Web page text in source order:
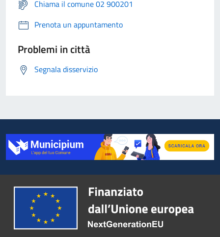
Chiama il comune 02 900201
Prenota un appuntamento
Problemi in città
Segnala disservizio